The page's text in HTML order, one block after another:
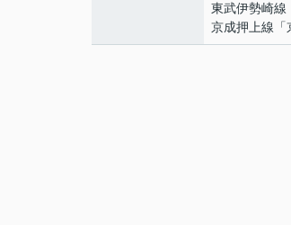
東武伊勢崎線
京成押上線 「